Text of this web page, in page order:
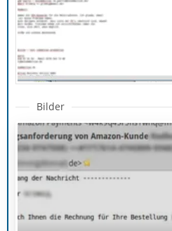
Bilder